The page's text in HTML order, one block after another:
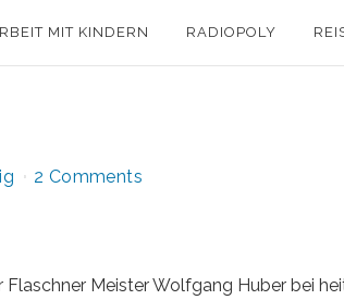
MIT KINDERN RADIOPOLY
2 Comments
Meister Wolfgang Huber bei